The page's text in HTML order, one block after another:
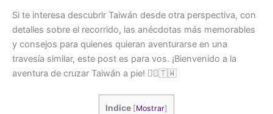
Si te interesa descubrir Taiwán desde otra perspectiva, con
detalles sobre el recorrido, las anécdotas más memorables
y consejos para quienes quieran aventurarse en una
travesía similar, este post es para vos. ¡Bienvenido a la
aventura de cruzar Taiwán a pie! 🚶‍♂️🇹🇼
Indice [Mostrar]